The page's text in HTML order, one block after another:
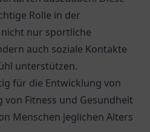
Rolle in der
nur sportliche
auch soziale Kontakte
unterstützen.
für die Entwicklung von
von Fitness und Gesundheit
Menschen jeglichen Alters